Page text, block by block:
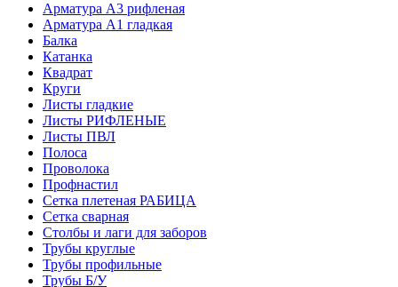
Арматура А3 рифленая
Арматура А1 гладкая
Балка
Катанка
Квадрат
Круги
Листы гладкие
Листы РИФЛЕНЫЕ
Листы ПВЛ
Полоса
Проволока
Профнастил
Сетка плетеная РАБИЦА
Сетка сварная
Столбы и лаги для заборов
Трубы круглые
Трубы профильные
Трубы Б/У